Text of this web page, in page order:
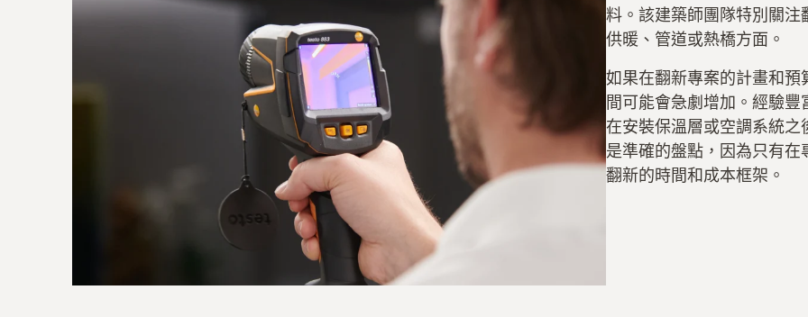
料。該建築師團隊特別關
供暖、管道或熱橋方面。
如果在翻新專案的計畫和
間可能會急劇增加。經驗
在安裝保溫層或空調系統
是準確的盤點，因為只有
翻新的時間和成本框架。